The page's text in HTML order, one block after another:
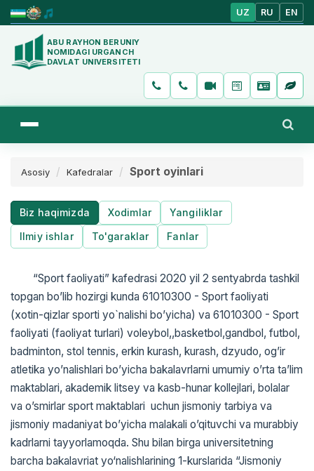
UZ RU EN
ABU RAYHON BERUNIY
NOMIDAGI URGANCH
DAVLAT UNIVERSITETI
Asosiy Kafedralar Sport oyinlari
Biz haqimizda Xodimlar
Yangiliklar
Ilmiy ishlar
To'garaklar Fanlar
“Sport faoliyati” kafedrasi 2020 yil 2 sentyabrda tashkil
topgan bo’lib hozirgi kunda 61010300 - Sport faoliyati
(xotin-qizlar sporti yo`nalishi bo’yicha) va 61010300 - Sport
faoliyati (faoliyat turlari) voleybol,,basketbol,gandbol, futbol,
badminton, stol tennis, erkin kurash, kurash, dzyudo, og’ir
atletika yo’nalishlari bo’yicha bakalavrlarni umumiy o’rta ta’lim
maktablari, akademik litsey va kasb-hunar kollejlari, bolalar
va o’smirlar sport maktablari uchun jismoniy tarbiya va
jismoniy madaniyat bo’yicha malakali o’qituvchi va murabbiy
kadrlarni tayyorlamoqda. Shu bilan birga universitetning
barcha bakalavriat yo‘nalishlarining 1-kurslarida “Jismoniy